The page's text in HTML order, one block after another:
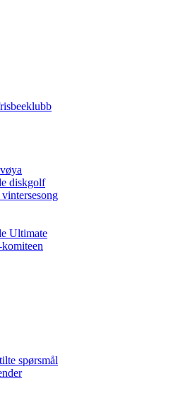
diskgolf
Ultimate
spørsmål